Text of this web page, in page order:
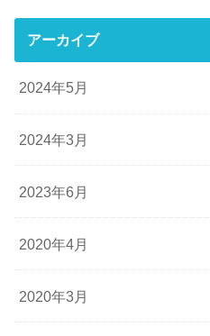
アーカイブ
2024年5月
2024年3月
2023年6月
2020年4月
2020年3月